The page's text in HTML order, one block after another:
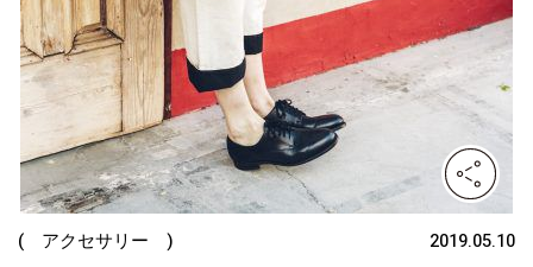
( アクセサリー ) 2019.05.10